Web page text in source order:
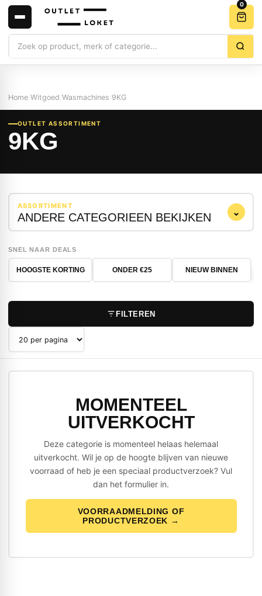
0
Home Witgoed Wasmachines 9KG
OUTLET ASSORTIMENT
9KG
ASSORTIMENT
ANDERE CATEGORIEEN BEKIJKEN ⌄
SNEL NAAR DEALS
HOOGSTE KORTING ONDER €25 NIEUW BINNEN
FILTEREN
MOMENTEEL
UITVERKOCHT
Deze categorie is momenteel helaas helemaal
uitverkocht. Wil je op de hoogte blijven van nieuwe
voorraad of heb je een speciaal productverzoek? Vul
dan het formulier in.
VOORRAADMELDING OF
PRODUCTVERZOEK →